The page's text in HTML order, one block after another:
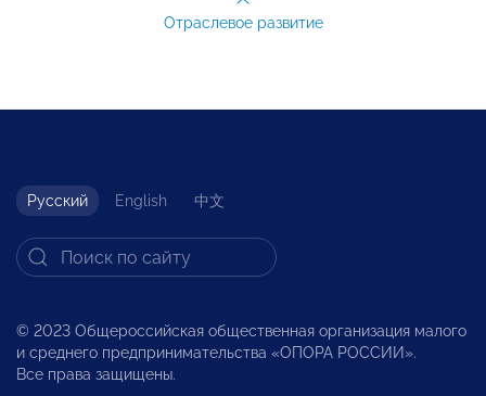
Отраслевое развитие
Русский English 中文
© 2023 Общероссийская общественная организация малого
и среднего предпринимательства «ОПОРА РОССИИ».
Все права защищены.